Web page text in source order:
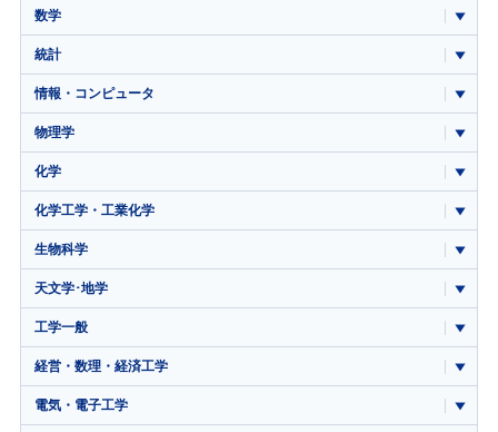
数学
統計
情報・コンピュータ
物理学
化学
化学工学・工業化学
生物科学
天文学･地学
工学一般
経営・数理・経済工学
電気・電子工学